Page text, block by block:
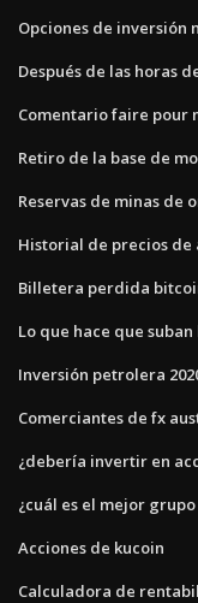
Opciones de inversión
Después de las horas
Comentario faire pour
Retiro de la base de
Reservas de minas de
Historial de precios de
Billetera perdida
Lo que hace que
Inversión petrolera
Comerciantes de fx
¿debería invertir en
¿cuál es el mejor
Acciones de kucoin
Calculadora de